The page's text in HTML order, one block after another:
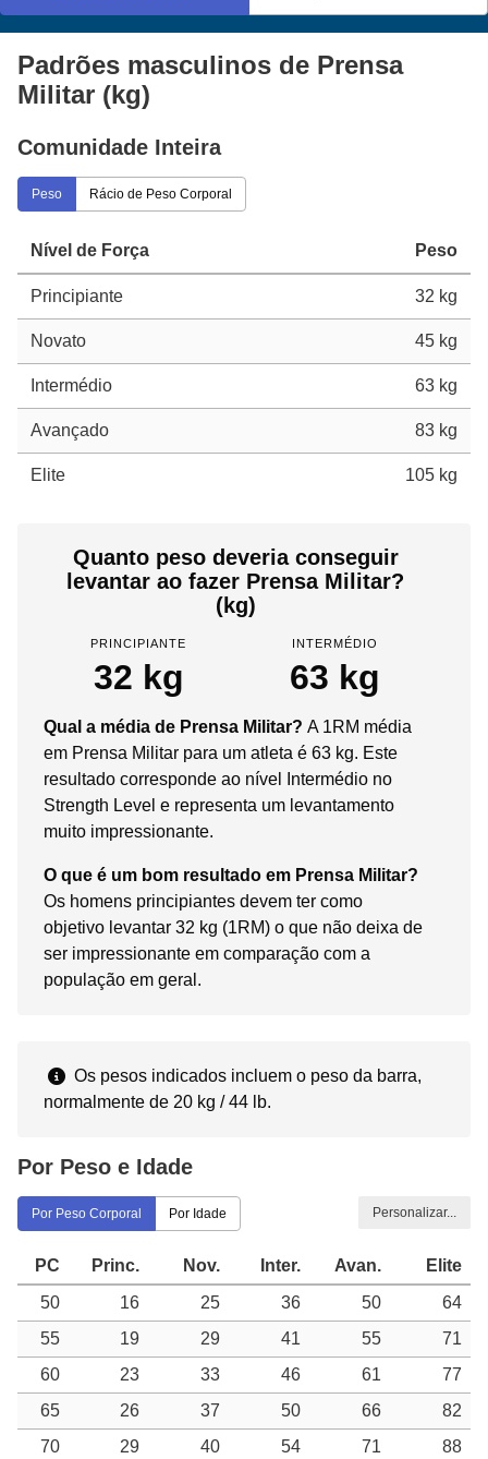
Padrões masculinos de Prensa
Militar (kg)
Comunidade Inteira
Peso Rácio de Peso Corporal
Nível de Força Peso
Principiante 32 kg
Novato 45 kg
Intermédio 63 kg
Avançado 83 kg
Elite 105 kg
Quanto peso deveria conseguir
levantar ao fazer Prensa Militar?
(kg)
PRINCIPIANTE
32 kg
INTERMÉDIO
63 kg
Qual a média de Prensa Militar? A 1RM média
em Prensa Militar para um atleta é 63 kg. Este
resultado corresponde ao nível Intermédio no
Strength Level e representa um levantamento
muito impressionante.
O que é um bom resultado em Prensa Militar?
Os homens principiantes devem ter como
objetivo levantar 32 kg (1RM) o que não deixa de
ser impressionante em comparação com a
população em geral.
Os pesos indicados incluem o peso da barra,
normalmente de 20 kg / 44 lb.
Por Peso e Idade
Por Peso Corporal Por Idade Personalizar...
PC Princ. Nov. Inter. Avan.
Elite
50
16 25 36 50
64
55
19 29 41 55
71
60
23 33 46 61
77
65
26 37 50 66
82
70
29 40 54 71
88